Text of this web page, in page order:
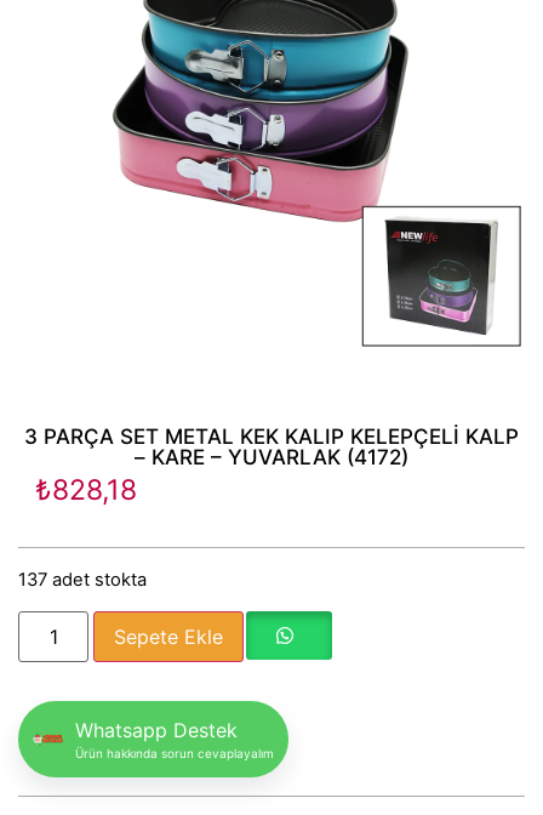
3 PARÇA SET METAL KEK KALIP KELEPÇELİ KALP
– KARE – YUVARLAK (4172)
₺828,18
137 adet stokta
Sepete Ekle
Whatsapp Destek
Ürün hakkında sorun cevaplayalım